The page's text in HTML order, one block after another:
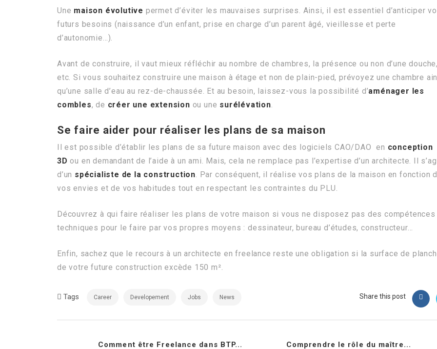
Une maison évolutive permet d’éviter les mauvaises surprises. Ainsi, il est essentiel d’anticiper
futurs besoins (naissance d’un enfant, prise en charge d’un parent âgé, vieillesse et perte
d’autonomie…).
Avant de construire, il vaut mieux réfléchir au nombre de chambres, la présence ou non d’une douche,
etc. Si vous souhaitez construire une maison à étage et non de plain-pied, prévoyez une chambre
qu’une salle d’eau au rez-de-chaussée. Et au besoin, laissez-vous la possibilité d’aménager les
combles, de créer une extension ou une surélévation.
Se faire aider pour réaliser les plans de sa maison
Il est possible d’établir les plans de sa future maison avec des logiciels CAO/DAO en conception
3D ou en demandant de l’aide à un ami. Mais, cela ne remplace pas l’expertise d’un architecte. Il
d’un spécialiste de la construction. Par conséquent, il réalise vos plans de la maison en fonction
vos envies et de vos habitudes tout en respectant les contraintes du PLU.
Découvrez à qui faire réaliser les plans de votre maison si vous ne disposez pas des compétences
techniques pour le faire par vos propres moyens : dessinateur, bureau d’études, constructeur…
Enfin, sachez que le recours à un architecte en freelance reste une obligation si la surface de
de votre future construction excède 150 m².
Tags Career Developement Jobs News Share this post
Comment être Freelance dans BTP... Comprendre le rôle du maître...